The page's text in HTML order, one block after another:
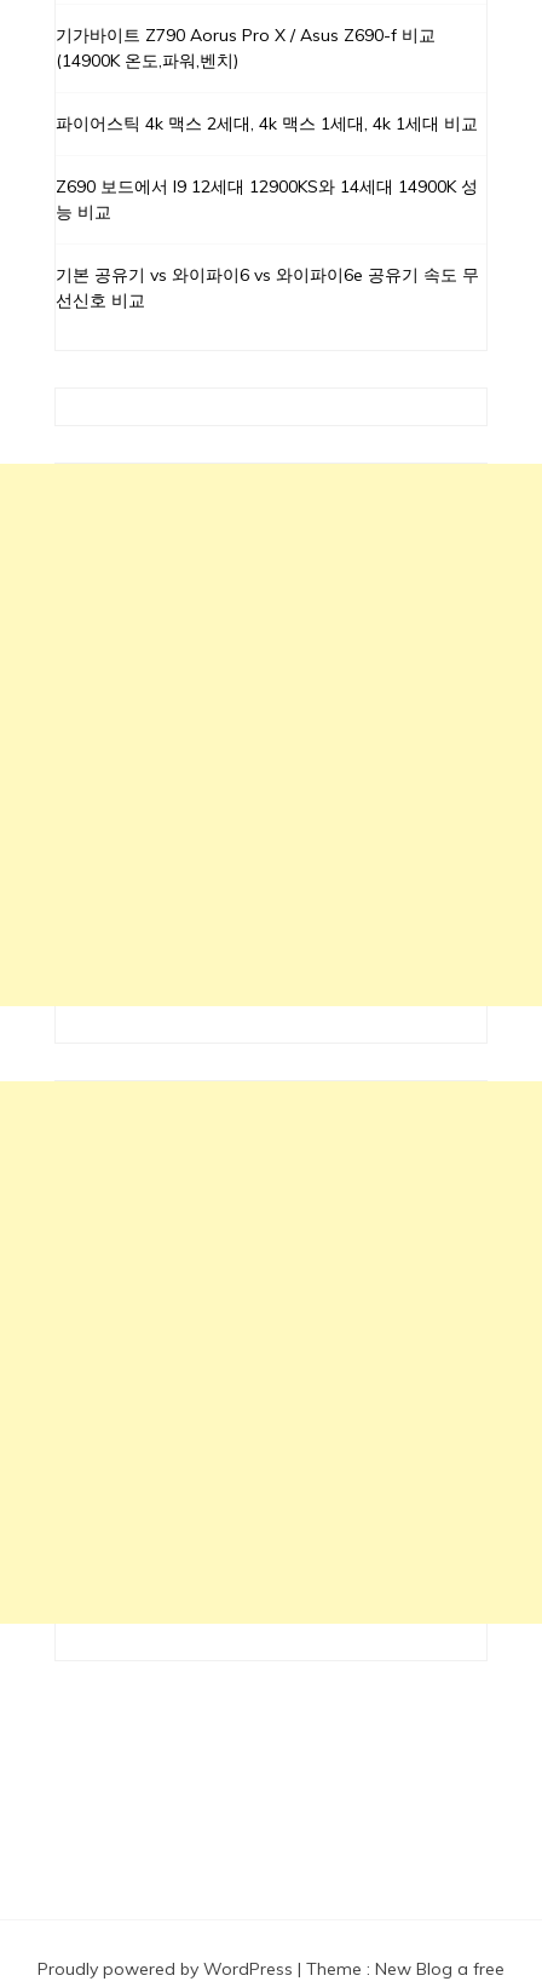
기가바이트 Z790 Aorus Pro X / Asus Z690-f 비교
(14900K 온도,파워,벤치)
파이어스틱 4k 맥스 2세대, 4k 맥스 1세대, 4k 1세대 비교
Z690 보드에서 I9 12세대 12900KS와 14세대 14900K 성
능 비교
기본 공유기 vs 와이파이6 vs 와이파이6e 공유기 속도 무
선신호 비교
Proudly powered by WordPress | Theme : New Blog a free